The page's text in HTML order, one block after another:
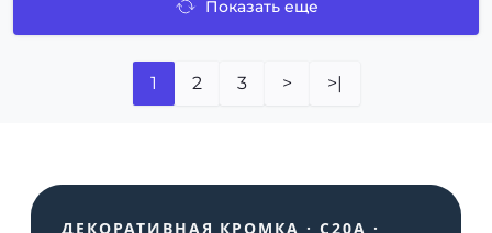
Показать еще
1 2 3 > >|
ДЕКОРАТИВНАЯ КРОМКА · С20A ·